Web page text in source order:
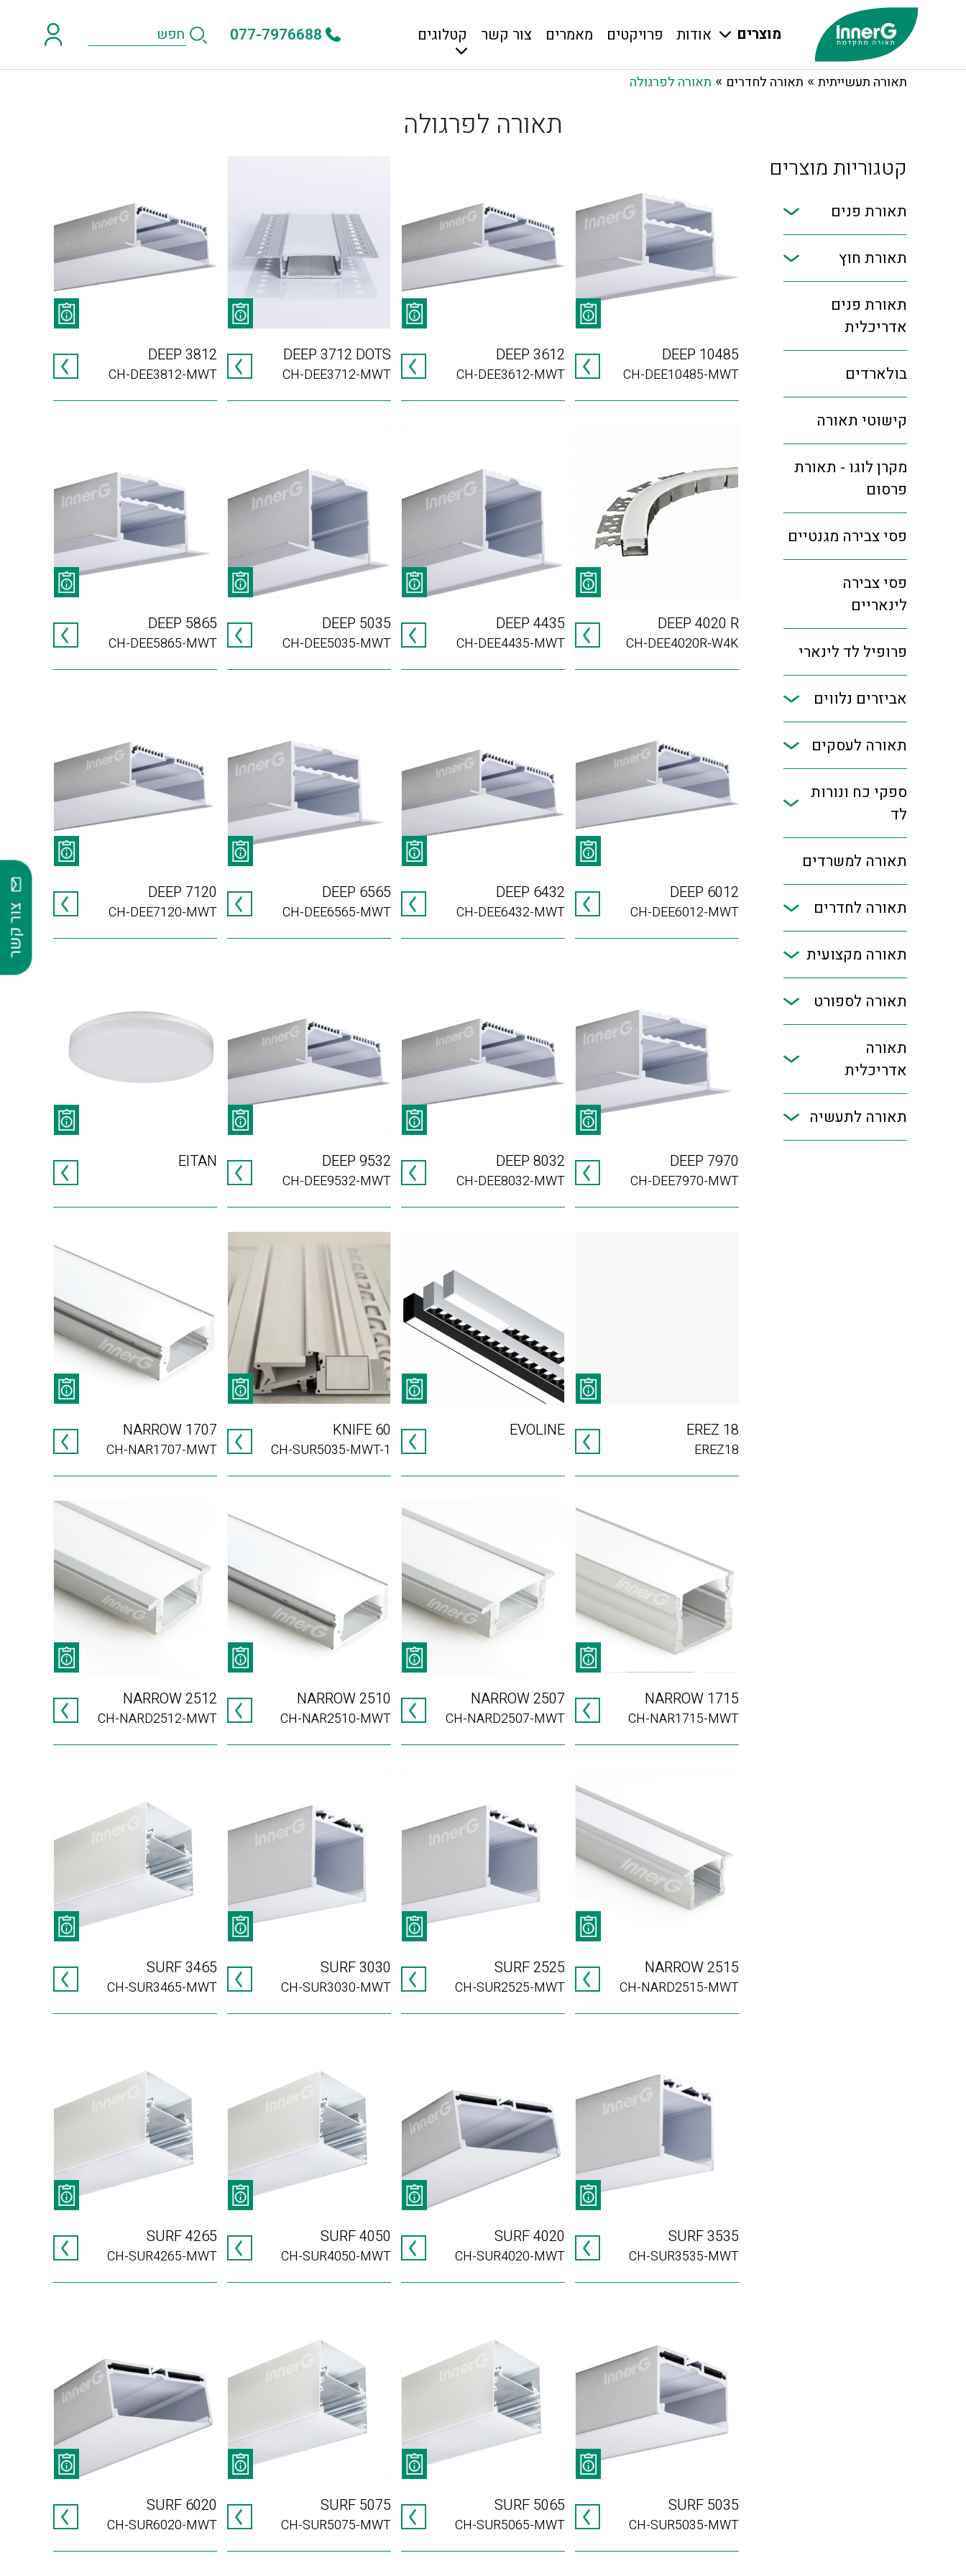
מוצרים אודות פרויקטים מאמרים צור קשר קטלוגים 077-7976688
צור קשר
תאורה תעשייתית » תאורה לחדרים » תאורה לפרגולה
תאורה לפרגולה
קטגוריות מוצרים
תאורת פנים
תאורת חוץ
תאורת פנים
אדריכלית
בולארדים
קישוטי תאורה
מקרן לוגו - תאורת
פרסום
פסי צבירה מגנטיים
פסי צבירה
לינאריים
פרופיל לד לינארי
אביזרים נלווים
תאורה לעסקים
ספקי כח ונורות
לד
תאורה למשרדים
תאורה לחדרים
תאורה מקצועית
תאורה לספורט
תאורה
אדריכלית
תאורה לתעשיה
DEEP 10485
CH-DEE10485-MWT
DEEP 3612
CH-DEE3612-MWT
DEEP 3712 DOTS
CH-DEE3712-MWT
DEEP 3812
CH-DEE3812-MWT
DEEP 4020 R
CH-DEE4020R-W4K
DEEP 4435
CH-DEE4435-MWT
DEEP 5035
CH-DEE5035-MWT
DEEP 5865
CH-DEE5865-MWT
DEEP 6012
CH-DEE6012-MWT
DEEP 6432
CH-DEE6432-MWT
DEEP 6565
CH-DEE6565-MWT
DEEP 7120
CH-DEE7120-MWT
DEEP 7970
CH-DEE7970-MWT
DEEP 8032
CH-DEE8032-MWT
DEEP 9532
CH-DEE9532-MWT
EITAN
EREZ 18
EREZ18
EVOLINE
KNIFE 60
CH-SUR5035-MWT-1
NARROW 1707
CH-NAR1707-MWT
NARROW 1715
CH-NAR1715-MWT
NARROW 2507
CH-NARD2507-MWT
NARROW 2510
CH-NAR2510-MWT
NARROW 2512
CH-NARD2512-MWT
NARROW 2515
CH-NARD2515-MWT
SURF 2525
CH-SUR2525-MWT
SURF 3030
CH-SUR3030-MWT
SURF 3465
CH-SUR3465-MWT
SURF 3535
CH-SUR3535-MWT
SURF 4020
CH-SUR4020-MWT
SURF 4050
CH-SUR4050-MWT
SURF 4265
CH-SUR4265-MWT
SURF 5035
CH-SUR5035-MWT
SURF 5065
CH-SUR5065-MWT
SURF 5075
CH-SUR5075-MWT
SURF 6020
CH-SUR6020-MWT